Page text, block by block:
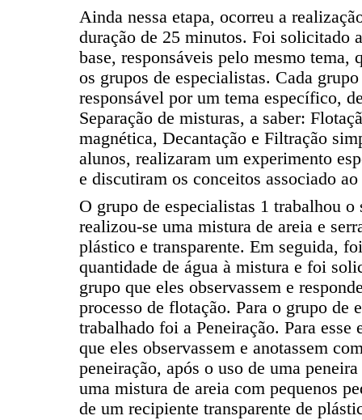
Ainda nessa etapa, ocorreu a
duração de 25 minutos. Foi solicitado
base, responsáveis pelo mesmo tema,
os grupos de especialistas. Cada
responsável por um tema específico,
Separação de misturas, a saber:
magnética, Decantação e Filtração
alunos, realizaram um experimento
e discutiram os conceitos associado
O grupo de especialistas 1 trabalhou
realizou-se uma mistura de areia e
plástico e transparente. Em seguida,
quantidade de água à mistura e foi
grupo que eles observassem e
processo de flotação. Para o grupo de
trabalhado foi a Peneiração. Para
que eles observassem e anotassem
peneiração, após o uso de uma
uma mistura de areia com pequenos
de um recipiente transparente de